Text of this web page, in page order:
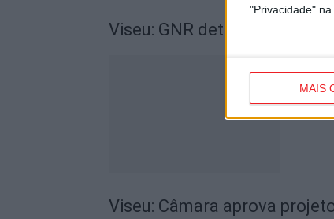
"Privacidade"
MAIS
Viseu: GNR detém sete
Viseu: Câmara aprova